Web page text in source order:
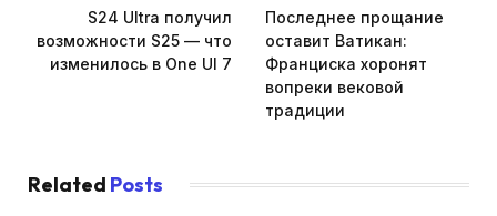
S24 Ultra получил
возможности S25 — что
изменилось в One UI 7
Последнее прощание
оставит Ватикан:
Франциска хоронят
вопреки вековой
традиции
Related Posts